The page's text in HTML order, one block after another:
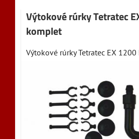
Výtokové rúrky Tetratec
komplet
Výtokové rúrky Tetratec EX